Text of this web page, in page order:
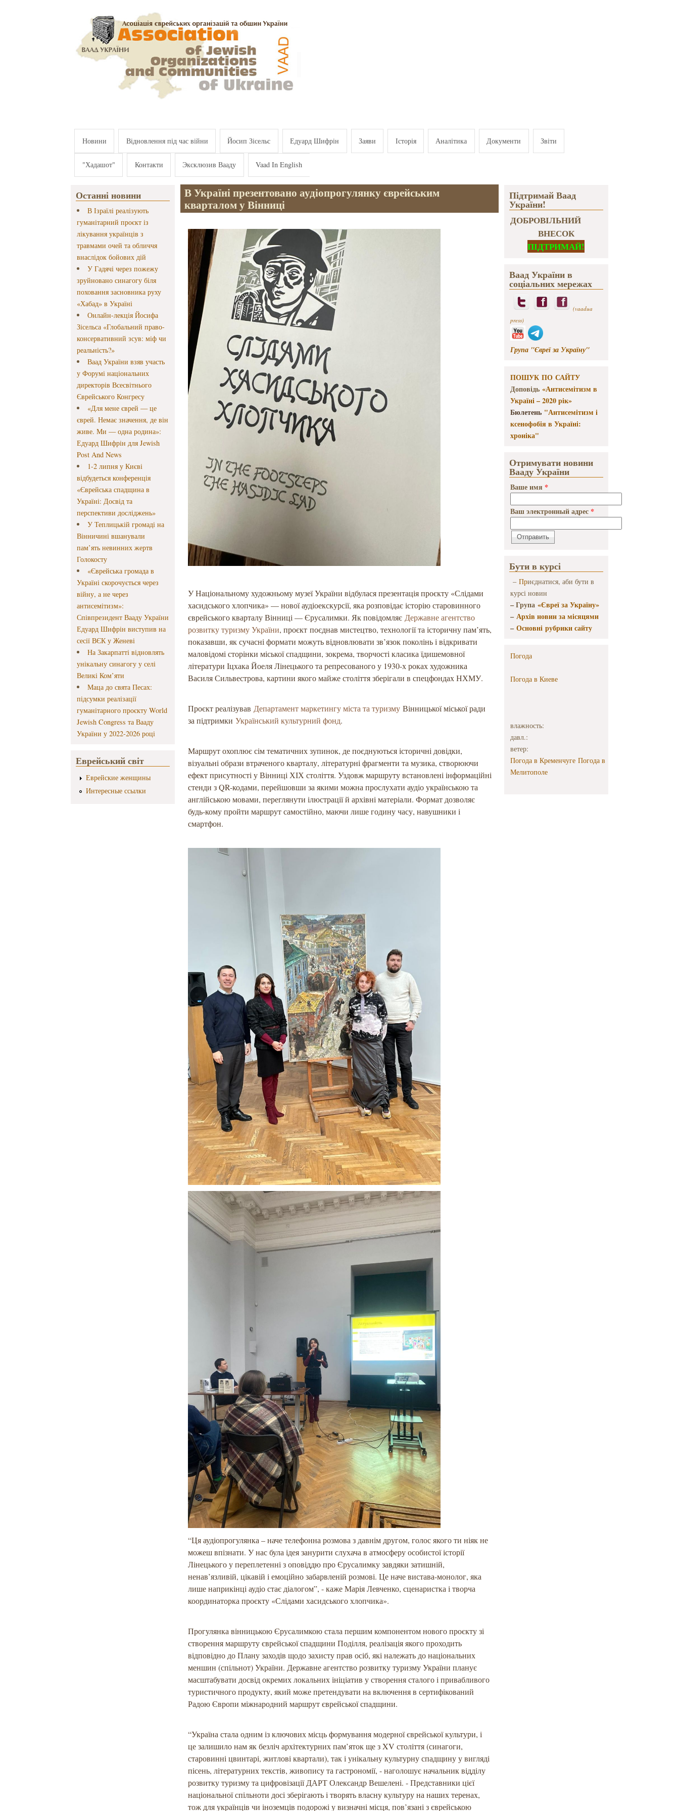
Новини Відновлення під час війни Йосип Зісельс Едуард Шифрін Заяви Історія Аналітика Документи Звіти
"Хадашот" Контакти Эксклюзив Вааду Vaad In English
Останні новини
В Ізраїлі реалізують
гуманітарний проєкт із
лікування українців з
травмами очей та обличчя
внаслідок бойових дій
У Гадячі через пожежу
зруйновано синагогу біля
поховання засновника руху
«Хабад» в Україні
Онлайн-лекція Йосифа
Зісельса «Глобальний право-
консервативний зсув: міф чи
реальність?»
Ваад України взяв участь
у Форумі національних
директорів Всесвітнього
Єврейського Конгресу
«Для мене єврей — це
єврей. Немає значення, де він
живе. Ми — одна родина»:
Едуард Шифрін для Jewish
Post And News
1-2 липня у Києві
відбудеться конференція
«Єврейська спадщина в
Україні: Досвід та
перспективи досліджень»
У Теплицькій громаді на
Вінничині вшанували
пам’ять невинних жертв
Голокосту
«Єврейська громада в
Україні скорочується через
війну, а не через
антисемітизм»:
Співпрезидент Вааду України
Едуард Шифрін виступив на
сесії ВЄК у Женеві
На Закарпатті відновлять
унікальну синагогу у селі
Великі Ком’яти
Маца до свята Песах:
підсумки реалізації
гуманітарного проєкту World
Jewish Congress та Вааду
України у 2022-2026 році
Еврейський світ
Еврейские женщины
Интересные ссылки
В Україні презентовано аудіопрогулянку єврейським
кварталом у Вінниці
У Національному художньому музеї України відбулася презентація проєкту «Слідами
хасидського хлопчика» — нової аудіоекскурсії, яка розповідає історію старовинного
єврейського кварталу Вінниці — Єрусалимки. Як повідомляє Державне агентство
розвитку туризму України, проєкт поєднав мистецтво, технології та історичну пам’ять,
показавши, як сучасні формати можуть відновлювати зв’язок поколінь і відкривати
маловідомі сторінки міської спадщини, зокрема, творчості класика їдишемовної
літератури Іцхака Йоеля Лінецького та репресованого у 1930-х роках художника
Василя Сильвестрова, картини якого майже століття зберігали в спецфондах НХМУ.
Проєкт реалізував Департамент маркетингу міста та туризму Вінницької міської ради
за підтримкиУкраїнський культурний фонд.
Маршрут охоплює сім тематичних зупинок, де поєднуються історичні довідки,
візуальні образи втраченого кварталу, літературні фрагменти та музика, створюючи
ефект присутності у Вінниці ХІХ століття. Уздовж маршруту встановлені інформаційні
стенди з QR-кодами, перейшовши за якими можна прослухати аудіо українською та
англійською мовами, переглянути ілюстрації й архівні матеріали. Формат дозволяє
будь-кому пройти маршрут самостійно, маючи лише годину часу, навушники і
смартфон.
“Ця аудіопрогулянка – наче телефонна розмова з давнім другом, голос якого ти ніяк не
можеш впізнати. У нас була ідея занурити слухача в атмосферу особистої історії
Лінецького у переплетенні з оповіддю про Єрусалимку завдяки затишній,
ненав’язливій, цікавій і емоційно забарвленій розмові. Це наче вистава-монолог, яка
лише наприкінці аудіо стає діалогом”, - каже Марія Левченко, сценаристка і творча
координаторка проєкту «Слідами хасидського хлопчика».
Прогулянка вінницькою Єрусалимкою стала першим компонентом нового проєкту зі
створення маршруту єврейської спадщини Поділля, реалізація якого проходить
відповідно до Плану заходів щодо захисту прав осіб, які належать до національних
меншин (спільнот) України. Державне агентство розвитку туризму України планує
масштабувати досвід окремих локальних ініціатив у створення сталого і привабливого
туристичного продукту, який може претендувати на включення в сертифікований
Радою Європи міжнародний маршрут єврейської спадщини.
“Україна стала одним із ключових місць формування модерної єврейської культури, і
це залишило нам як безліч архітектурних пам’яток ще з XV століття (синагоги,
старовинні цвинтарі, житлові квартали), так і унікальну культурну спадщину у вигляді
пісень, літературних текстів, живопису та гастрономії, - наголошує начальник відділу
розвитку туризму та цифровізації ДАРТ Олександр Вешелені. - Представники цієї
національної спільноти досі зберігають і творять власну культуру на наших теренах,
тож для українців чи іноземців подорожі у визначні місця, пов’язані з єврейською
Підтримай Ваад
України!
ДОБРОВІЛЬНИЙ
ВНЕСОК
ПІДТРИМАЙ!
Ваад України в
соціальних мережах
(vaadua
press)
Група "Євреї за Україну"
ПОШУК ПО САЙТУ
Доповідь «Антисемітизм в
Україні – 2020 рік»
Бюлетень "Антисемітизм і
ксенофобія в Україні:
хроніка"
Отримувати новини
Вааду України
Ваше имя *
Ваш электронный адрес *
Бути в курсі
– Приєднатися, аби бути в
курсі новин
– Група «Євреї за Україну»
–Архів новин за місяцями
–Основні рубрики сайту
Погода
Погода в Киеве
влажность:
давл.:
ветер:
Погода в Кременчуге Погода в
Мелитополе